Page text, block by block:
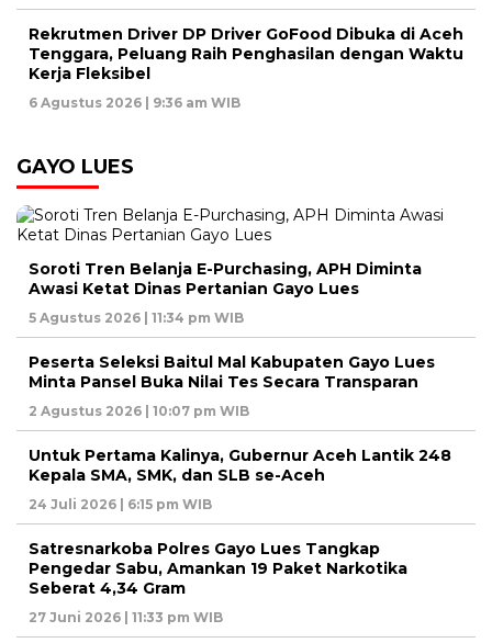
Rekrutmen Driver DP Driver GoFood Dibuka di Aceh
Tenggara, Peluang Raih Penghasilan dengan Waktu
Kerja Fleksibel
6 Agustus 2026 | 9:36 am WIB
GAYO LUES
Soroti Tren Belanja E-Purchasing, APH Diminta
Awasi Ketat Dinas Pertanian Gayo Lues
5 Agustus 2026 | 11:34 pm WIB
Peserta Seleksi Baitul Mal Kabupaten Gayo Lues
Minta Pansel Buka Nilai Tes Secara Transparan
2 Agustus 2026 | 10:07 pm WIB
Untuk Pertama Kalinya, Gubernur Aceh Lantik 248
Kepala SMA, SMK, dan SLB se-Aceh
24 Juli 2026 | 6:15 pm WIB
Satresnarkoba Polres Gayo Lues Tangkap
Pengedar Sabu, Amankan 19 Paket Narkotika
Seberat 4,34 Gram
27 Juni 2026 | 11:33 pm WIB